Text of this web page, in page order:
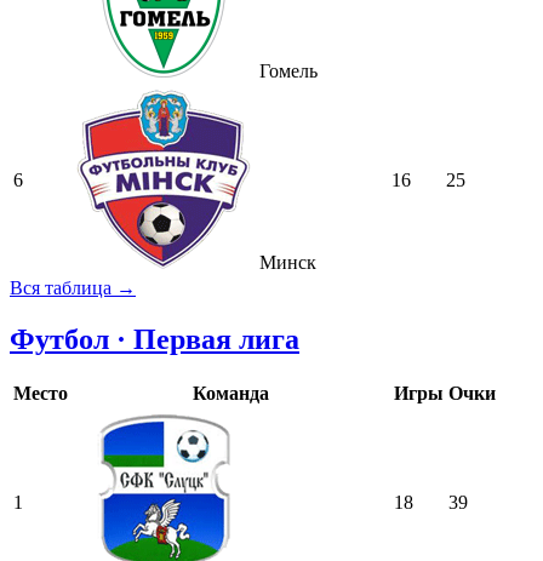
Гомель
6
Минск
16 25
Вся таблица →
Футбол · Первая лига
Место Команда Игры Очки
1 18 39